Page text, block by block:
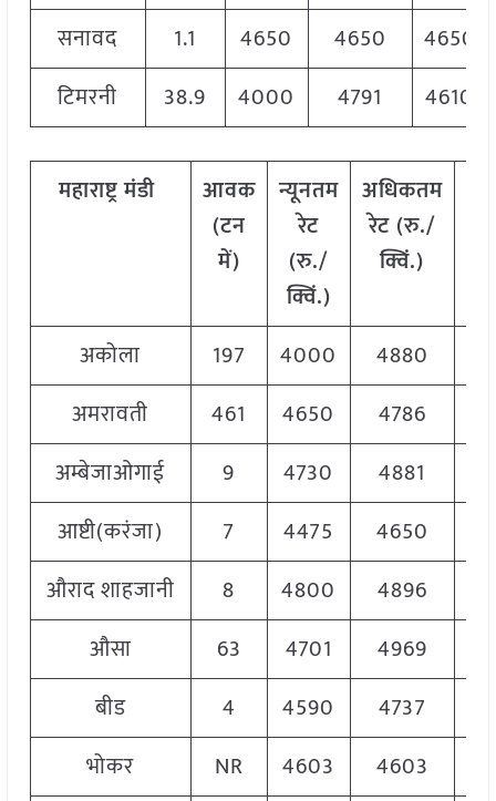
सनावद 1.1 4650 4650
4650
टिमरनी
38.9 4000 4791 4610
महाराष्ट्रमंडी
आवक
(टन
में)
न्यूनतम
रेट
(रु./
क्विं.)
अधिकतम
रेट (रु./
क्विं.)
अकोला
197 4000 4880
अमरावती
461 4650 4786
अम्बेजाओगाई
9 4730 4881
आष्टी(करंजा)
7 4475 4650
औराद शाहजानी
8 4800 4896
औसा
63 4701 4969
बीड
4 4590 4737
भोकर
NR 4603 4603